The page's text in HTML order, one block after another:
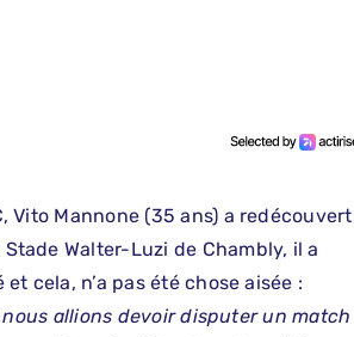
Vito Mannone (35 ans) a redécouvert
Walter-Luzi de Chambly, il a
cela, n’a pas été chose aisée :
allions devoir disputer un match